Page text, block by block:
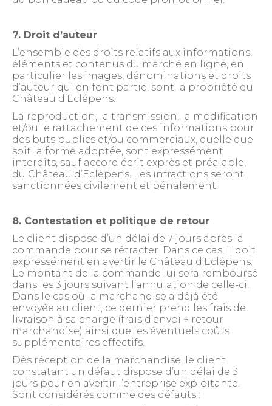
7. Droit d’auteur
L’ensemble des droits relatifs aux informations,
éléments et contenus du marché en ligne, en
particulier les images, dénominations et droits
d’auteur qui en font partie, sont la propriété du
Château d’Eclépens.
La reproduction, la transmission, la modification
et/ou le rattachement de ces informations pour
des buts publics et/ou commerciaux, quelle que
soit la forme adoptée, sont expressément
interdits, sauf accord écrit exprès et préalable,
du Château d’Eclépens. Les infractions seront
sanctionnées civilement et pénalement.
8. Contestation et politique de retour
Le client dispose d’un délai de 7 jours après la
commande pour se rétracter. Dans ce cas, il doit
expressément en avertir le Château d’Eclépens.
Le montant de la commande lui sera remboursé
dans les 3 jours suivant l’annulation de celle-ci.
Dans le cas où la marchandise a déjà été
envoyée au client, ce dernier prend les frais de
livraison à sa charge (frais d’envoi + retour
marchandise) ainsi que les éventuels coûts
supplémentaires effectifs.
Dès réception de la marchandise, le client
constatant un défaut dispose d’un délai de 3
jours pour en avertir l’entreprise exploitante.
Sont considérés comme des défauts :